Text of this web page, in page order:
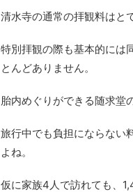
清水寺の通常の拝観料はと
特別拝観の際も基本的には
とんどありません。
胎内めぐりができる随求堂
旅行中でも負担にならない
よね。
仮に家族4人で訪れても、